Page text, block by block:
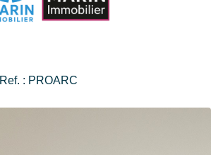
Ref. : PROARC